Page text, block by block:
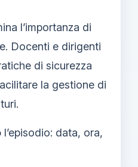
l’importanza di
Docenti e dirigenti
di sicurezza
la gestione di
l’episodio: data, ora,